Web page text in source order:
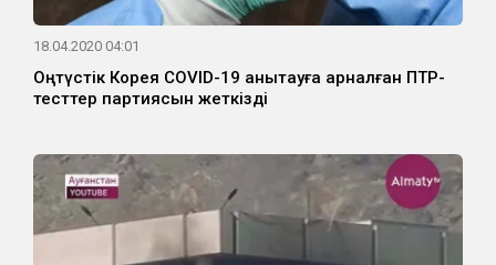
18.04.2020 04:01
Оңтүстік Корея COVID-19 анықтауға арналған ПТР-
тесттер партиясын жеткізді